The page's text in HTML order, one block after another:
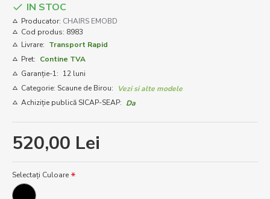
520,00 Lei
IN STOC
Producator: CHAIRS EMOBD
Cod produs: 8983
Livrare: Transport Rapid
Pret: Contine TVA
Garanție-1: 12 luni
Categorie: Scaune de Birou:
Vezi si alte modele
Achiziție publică SICAP-SEAP: Da
Selectați Culoare